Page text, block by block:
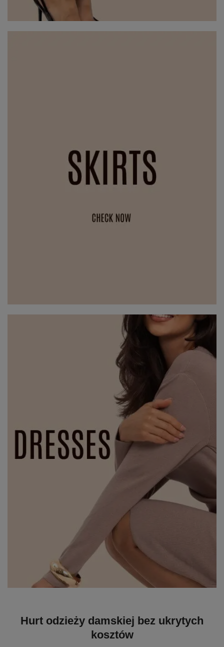
Hurt odzieży damskiej bez ukrytych
kosztów